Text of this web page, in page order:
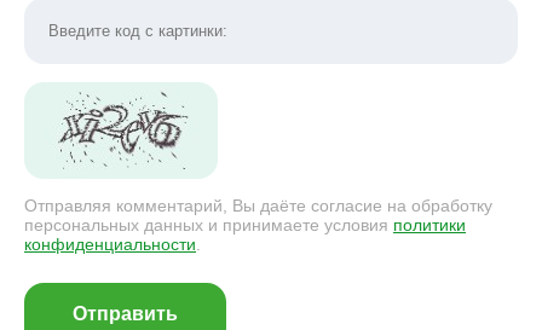
Отправляя комментарий, Вы даёте согласие на обработку
персональных данных и принимаете условия политики
конфиденциальности.
Отправить